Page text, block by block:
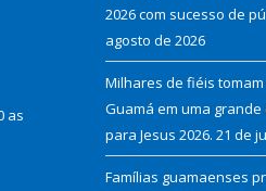
as
2026 com sucesso de
agosto de 2026
Milhares de fiéis
Guamá em uma
para Jesus 2026. 21 de
Famílias guamaenses